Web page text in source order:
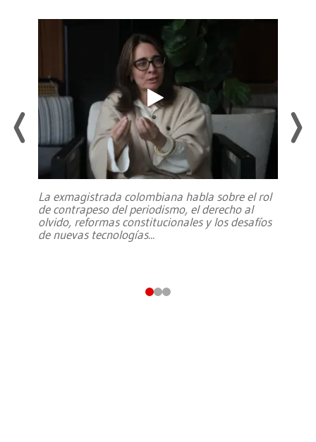
La exmagistrada colombiana habla sobre el rol
de contrapeso del periodismo, el derecho al
olvido, reformas constitucionales y los desafíos
de nuevas tecnologías...